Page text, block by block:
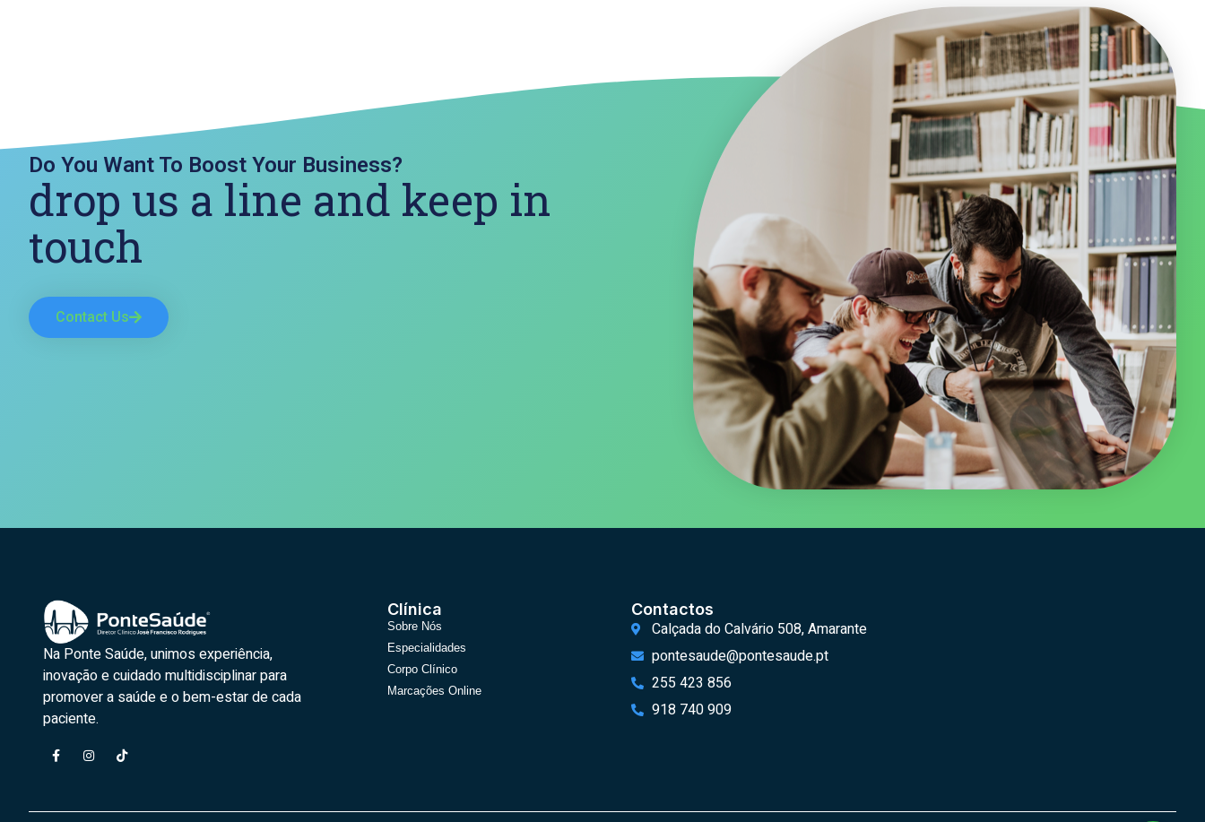
Do You Want To Boost Your Business?
drop us a line and keep in
touch
Contact Us
Na Ponte Saúde, unimos experiência,
inovação e cuidado multidisciplinar para
promover a saúde e o bem-estar de cada
paciente.
Clínica
Sobre Nós
Especialidades
Corpo Clínico
Marcações Online
Contactos
Calçada do Calvário 508, Amarante
pontesaude@pontesaude.pt
255 423 856
918 740 909